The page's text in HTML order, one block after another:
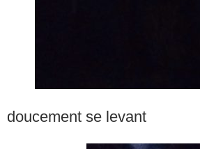
doucement se levant